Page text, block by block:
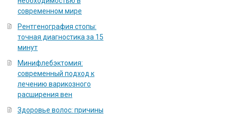
современном мире
Рентгенография стопы:
точная диагностика за 15
минут
Минифлебэктомия:
современный подход к
лечению варикозного
расширения вен
Здоровье волос: причины